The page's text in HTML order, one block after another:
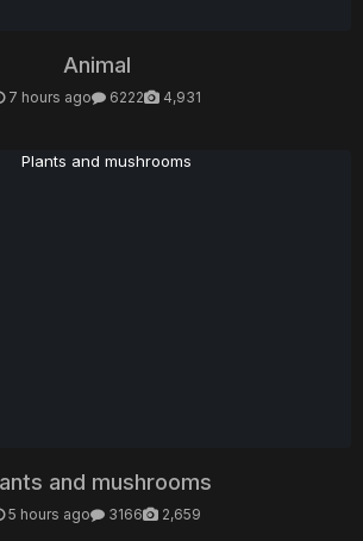
Animal
7 hours ago 6222 4,931
and mushrooms
5 hours ago 3166 2,659